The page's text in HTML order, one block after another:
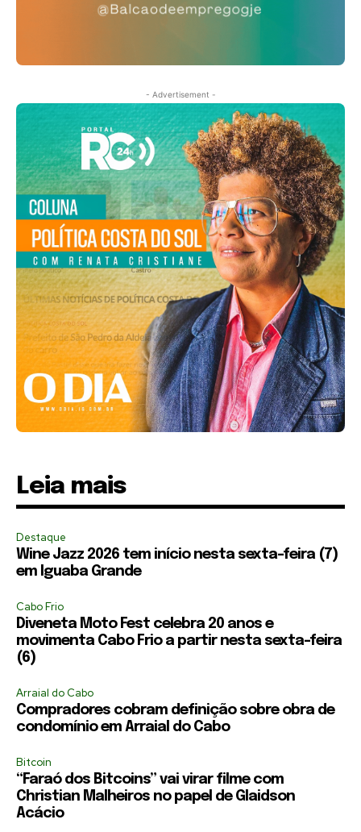
- Advertisement -
Leia mais
Destaque
Wine Jazz 2026 tem início nesta sexta-feira (7)
em Iguaba Grande
Cabo Frio
Diveneta Moto Fest celebra 20 anos e
movimenta Cabo Frio a partir nesta sexta-feira
(6)
Arraial do Cabo
Compradores cobram definição sobre obra de
condomínio em Arraial do Cabo
Bitcoin
“Faraó dos Bitcoins” vai virar filme com
Christian Malheiros no papel de Glaidson
Acácio